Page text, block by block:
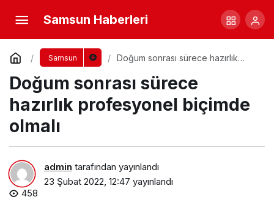
Samsun Haberleri
Samsun
Doğum sonrası sürece hazırlık
Doğum sonrası sürece
hazırlık profesyonel biçimde
olmalı
admin tarafından yayınlandı
23 Şubat 2022, 12:47 yayınlandı
458